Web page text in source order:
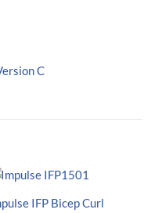
C
IFP Bicep Curl